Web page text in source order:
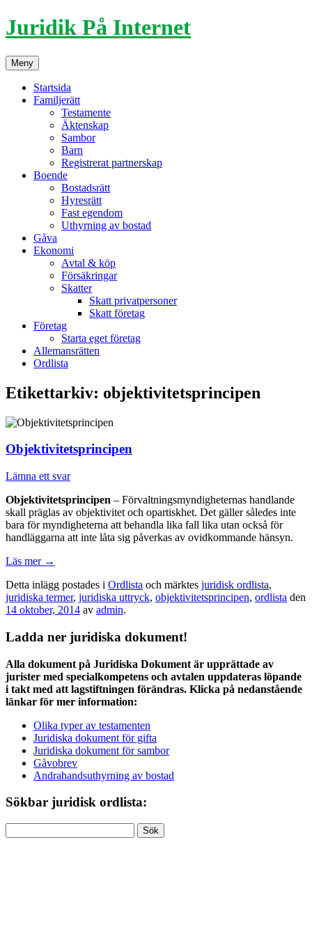
Hoppa
till
Juridik På Internet
Meny
Startsida
Familjerätt
Testamente
Äktenskap
Sambor
Barn
Registrerat partnerskap
Boende
Bostadsrätt
Hyresrätt
Fast egendom
Uthyrning av bostad
Gåva
Ekonomi
Avtal & köp
Försäkringar
Skatter
Skatt privatpersoner
Skatt företag
Företag
Starta eget företag
Allemansrätten
Ordlista
Etikettarkiv: objektivitetsprincipen
Objektivitetsprincipen
Lämna ett svar
Objektivitetsprincipen – Förvaltningsmyndigheternas handlande
skall präglas av objektivitet och opartiskhet. Det gäller således inte
bara för myndigheterna att behandla lika fall lika utan också för
handläggarna att inte låta sig påverkas av ovidkommande hänsyn.
Läs mer →
Detta inlägg postades i Ordlista och märktes juridisk ordlista,
juridiska termer, juridiska uttryck, objektivitetsprincipen, ordlista den
14 oktober, 2014 av admin.
Ladda ner juridiska dokument!
Alla dokument på Juridiska Dokument är upprättade av
jurister med specialkompetens och avtalen uppdateras löpande
i takt med att lagstiftningen förändras. Klicka på nedanstående
länkar för mer information:
Olika typer av testamenten
Juridiska dokument för gifta
Juridiska dokument för sambor
Gåvobrev
Andrahandsuthyrning av bostad
Sökbar juridisk ordlista:
efter: